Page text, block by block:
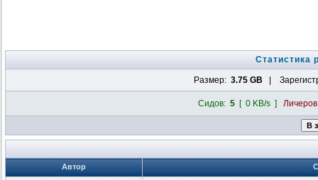
Статистика
Размер: 3.75 GB |
Сидов: 5 [ 0 KB/s ]
Автор